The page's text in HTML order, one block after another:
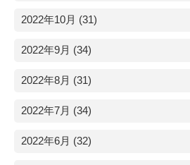
2022年10月 (31)
2022年9月 (34)
2022年8月 (31)
2022年7月 (34)
2022年6月 (32)